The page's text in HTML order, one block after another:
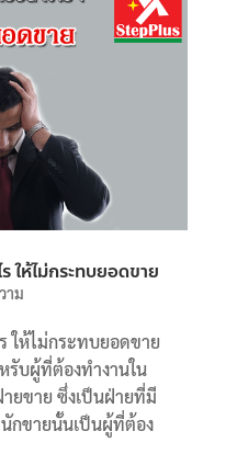
ให้ไม่กระทบยอดขาย
าม
ให้ไม่กระทบยอดขาย
รับผู้ที่ต้องทำงานใน
ยขาย ซึ่งเป็นฝ่ายที่มี
กขายนั้นเป็นผู้ที่ต้อง